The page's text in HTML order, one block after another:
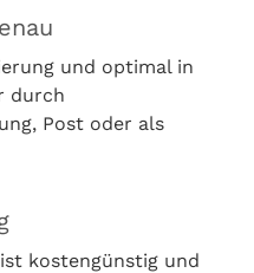
und optimal in
durch
Post oder als
kostengünstig und